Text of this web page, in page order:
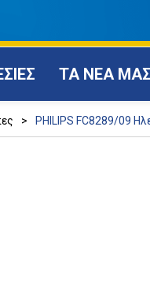
ΤΑ ΝΕΑ ΜΑΣ
> PHILIPS FC8289/09